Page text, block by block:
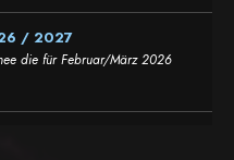
/ 2027
die für Februar/März 2026